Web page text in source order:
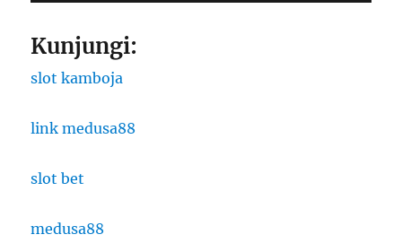
Kunjungi:
slot kamboja
link medusa88
slot bet
medusa88